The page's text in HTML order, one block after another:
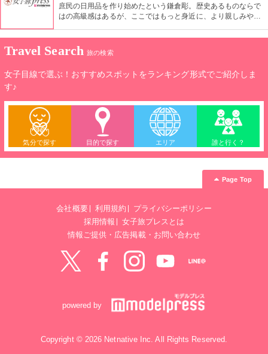
庶民の日用品を作り始めたという鎌倉彫。歴史あるものならで
はの高級感はあるが、ここではもっと身近に、より親しみやす
Travel Search 旅の検索
女子目線で選ぶ！おすすめスポットをランキング形式でご紹介しま
す♪
気分で探す 目的で探す エリア 誰と行く？
Page Top
会社概要 利用規約
プライバシーポリシー
採用情報
女子旅プレスとは
情報ご提供・広告掲載・お問い合わせ
powered by
Copyright © 2026 Netnative Inc. All Rights Reserved.